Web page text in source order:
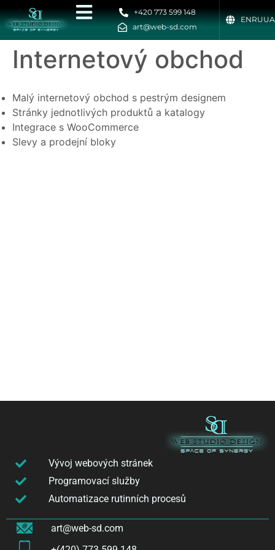
+420 773 599 148
art@web-sd.com
ENRUUA
Internetový obchod
Malý internetový obchod s pestrým designem
Stránky jednotlivých produktů a katalogy
Integrace s WooCommerce
Slevy a prodejní bloky
Vývoj webových stránek
Programovací služby
Automatizace rutinních procesů
art@web-sd.com